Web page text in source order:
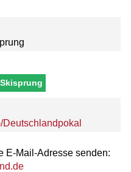
Skisprung
E-Mail-Adresse senden: